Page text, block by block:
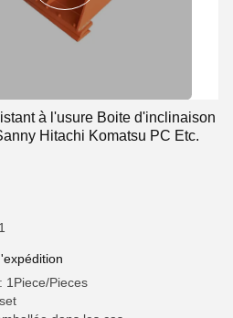
à l'usure Boite d'inclinaison
Hitachi Komatsu PC Etc.
1Piece/Pieces